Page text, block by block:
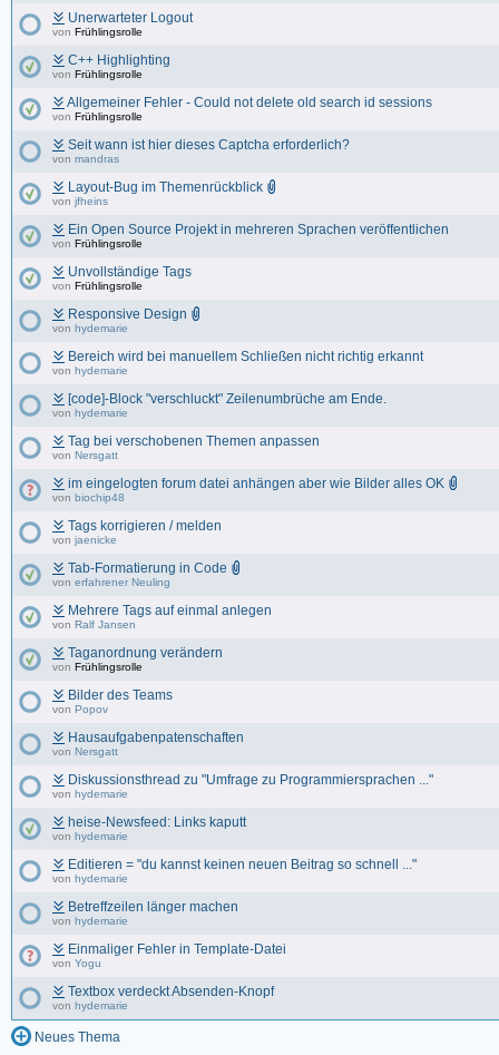
Unerwarteter Logout
von Frühlingsrolle
C++ Highlighting
von Frühlingsrolle
Allgemeiner Fehler - Could not delete old search id sessions
von Frühlingsrolle
Seit wann ist hier dieses Captcha erforderlich?
von mandras
Layout-Bug im Themenrückblick
von jfheins
Ein Open Source Projekt in mehreren Sprachen veröffentlichen
von Frühlingsrolle
Unvollständige Tags
von Frühlingsrolle
Responsive Design
von hydemarie
Bereich wird bei manuellem Schließen nicht richtig erkannt
von hydemarie
[code]-Block "verschluckt" Zeilenumbrüche am Ende.
von hydemarie
Tag bei verschobenen Themen anpassen
von Nersgatt
im eingelogten forum datei anhängen aber wie Bilder alles OK
von biochip48
Tags korrigieren / melden
von jaenicke
Tab-Formatierung in Code
von erfahrener Neuling
Mehrere Tags auf einmal anlegen
von Ralf Jansen
Taganordnung verändern
von Frühlingsrolle
Bilder des Teams
von Popov
Hausaufgabenpatenschaften
von Nersgatt
Diskussionsthread zu "Umfrage zu Programmiersprachen ..."
von hydemarie
heise-Newsfeed: Links kaputt
von hydemarie
Editieren = "du kannst keinen neuen Beitrag so schnell ..."
von hydemarie
Betreffzeilen länger machen
von hydemarie
Einmaliger Fehler in Template-Datei
von Yogu
Textbox verdeckt Absenden-Knopf
von hydemarie
Neues Thema